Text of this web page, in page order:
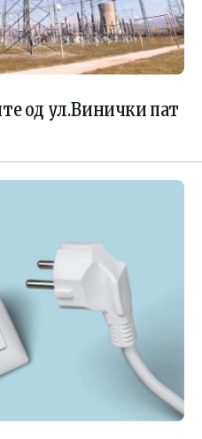
од ул.Винички пат